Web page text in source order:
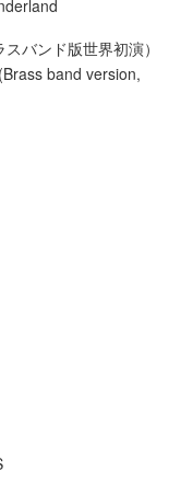
バンド版世界初演）
band version,